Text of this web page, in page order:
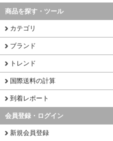
商品を探す・ツール
カテゴリ
ブランド
トレンド
国際送料の計算
到着レポート
会員登録・ログイン
新規会員登録